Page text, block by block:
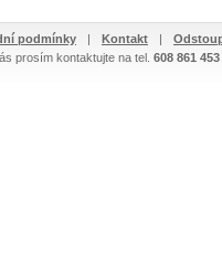
podmínky | Kontakt |
prosím kontaktujte na tel. 608 861 453